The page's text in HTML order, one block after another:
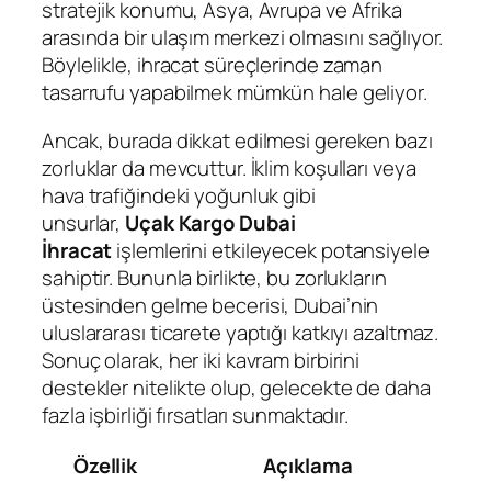
stratejik konumu, Asya, Avrupa ve Afrika
arasında bir ulaşım merkezi olmasını sağlıyor.
Böylelikle, ihracat süreçlerinde zaman
tasarrufu yapabilmek mümkün hale geliyor.
Ancak, burada dikkat edilmesi gereken bazı
zorluklar da mevcuttur. İklim koşulları veya
hava trafiğindeki yoğunluk gibi
unsurlar, Uçak Kargo Dubai
İhracatişlemlerini etkileyecek potansiyele
sahiptir. Bununla birlikte, bu zorlukların
üstesinden gelme becerisi, Dubai’nin
uluslararası ticarete yaptığı katkıyı azaltmaz.
Sonuç olarak, her iki kavram birbirini
destekler nitelikte olup, gelecekte de daha
fazla işbirliği fırsatları sunmaktadır.
Özellik
Açıklama